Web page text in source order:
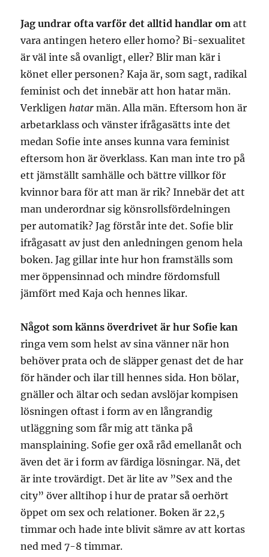
Jag undrar ofta varför det alltid handlar omatt
vara antingen hetero eller homo? Bi-sexualitet
är väl inte så ovanligt, eller? Blir man kär i
könet eller personen? Kaja är, som sagt, radikal
feminist och det innebär att hon hatar män.
Verkligenhatarmän. Alla män. Eftersom hon är
arbetarklass och vänster ifrågasätts inte det
medan Sofie inte anses kunna vara feminist
eftersom hon är överklass. Kan man inte tro på
ett jämställt samhälle och bättre villkor för
kvinnor bara för att man är rik? Innebär det att
man underordnar sig könsrollsfördelningen
per automatik? Jag förstår inte det. Sofie blir
ifrågasatt av just den anledningen genom hela
boken. Jag gillar inte hur hon framställs som
mer öppensinnad och mindre fördomsfull
jämfört med Kaja och hennes likar.
Något som känns överdrivet är hur Sofie kan
ringa vem som helst av sina vänner när hon
behöver prata och de släpper genast det de har
för händer och ilar till hennes sida. Hon bölar,
gnäller och ältar och sedan avslöjar kompisen
lösningen oftast i form av en långrandig
utläggning som får mig att tänka på
mansplaining. Sofie ger oxå råd emellanåt och
även det är i form av färdiga lösningar. Nä, det
är inte trovärdigt. Det är lite av ”Sex and the
city” över alltihop i hur de pratar så oerhört
öppet om sex och relationer. Boken är 22,5
timmar och hade inte blivit sämre av att kortas
ned med 7-8 timmar.